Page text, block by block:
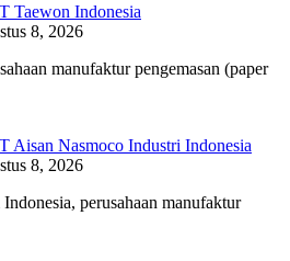
Taewon Indonesia
8, 2026
manufaktur pengemasan (paper
Aisan Nasmoco Industri Indonesia
8, 2026
perusahaan manufaktur